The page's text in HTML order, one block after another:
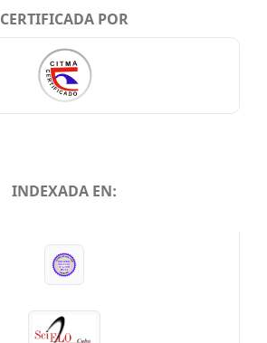
CERTIFICADA POR
INDEXADA EN: